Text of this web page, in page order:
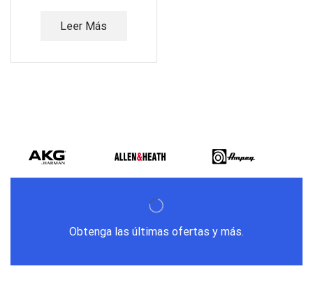
Leer Más
Obtenga las últimas ofertas y más.